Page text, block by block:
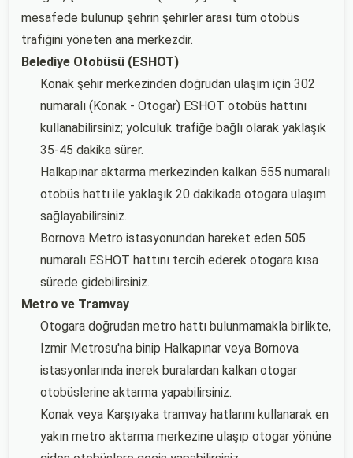
mesafede bulunup şehrin şehirler arası tüm otobüs
trafiğini yöneten ana merkezdir.
Belediye Otobüsü (ESHOT)
Konak şehir merkezinden doğrudan ulaşım için 302
numaralı (Konak - Otogar) ESHOT otobüs hattını
kullanabilirsiniz; yolculuk trafiğe bağlı olarak yaklaşık
35-45 dakika sürer.
Halkapınar aktarma merkezinden kalkan 555 numaralı
otobüs hattı ile yaklaşık 20 dakikada otogara ulaşım
sağlayabilirsiniz.
Bornova Metro istasyonundan hareket eden 505
numaralı ESHOT hattını tercih ederek otogara kısa
sürede gidebilirsiniz.
Metro ve Tramvay
Otogara doğrudan metro hattı bulunmamakla birlikte,
İzmir Metrosu'na binip Halkapınar veya Bornova
istasyonlarında inerek buralardan kalkan otogar
otobüslerine aktarma yapabilirsiniz.
Konak veya Karşıyaka tramvay hatlarını kullanarak en
yakın metro aktarma merkezine ulaşıp otogar yönüne